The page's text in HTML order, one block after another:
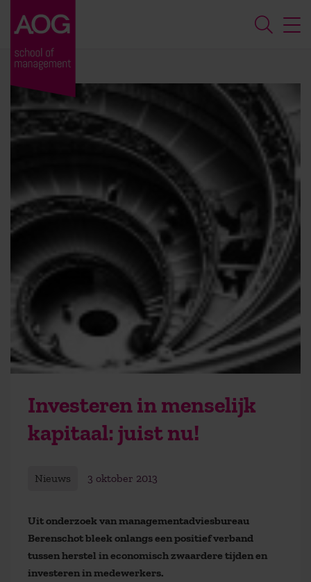
Investeren in menselijk
kapitaal: juist nu!
Nieuws 3 oktober 2013
Uit onderzoek van managementadviesbureau
Berenschot bleek onlangs een positief verband
tussen herstel in economisch zwaardere tijden en
investeren in medewerkers.